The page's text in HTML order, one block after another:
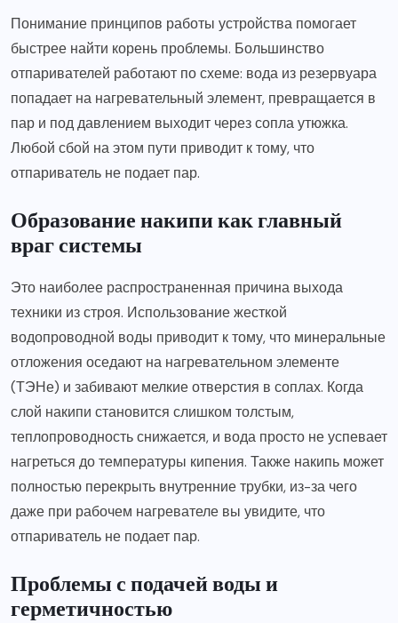
Понимание принципов работы устройства помогает
быстрее найти корень проблемы. Большинство
отпаривателей работают по схеме: вода из резервуара
попадает на нагревательный элемент, превращается в
пар и под давлением выходит через сопла утюжка.
Любой сбой на этом пути приводит к тому, что
отпариватель не подает пар.
Образование накипи как главный
враг системы
Это наиболее распространенная причина выхода
техники из строя. Использование жесткой
водопроводной воды приводит к тому, что минеральные
отложения оседают на нагревательном элементе
(ТЭНе) и забивают мелкие отверстия в соплах. Когда
слой накипи становится слишком толстым,
теплопроводность снижается, и вода просто не успевает
нагреться до температуры кипения. Также накипь может
полностью перекрыть внутренние трубки, из-за чего
даже при рабочем нагревателе вы увидите, что
отпариватель не подает пар.
Проблемы с подачей воды и
герметичностью